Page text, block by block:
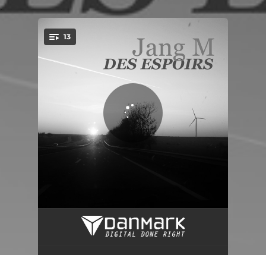
You're all set!
13
Prélude en do mineur
.